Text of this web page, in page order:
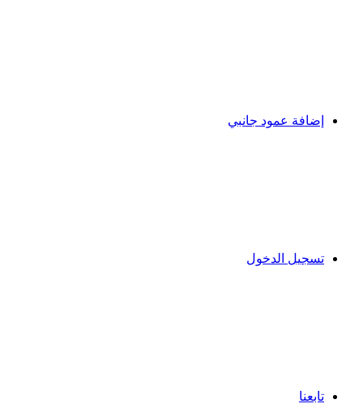
إضافة عمود جانبي
تسجيل الدخول
تابعنا